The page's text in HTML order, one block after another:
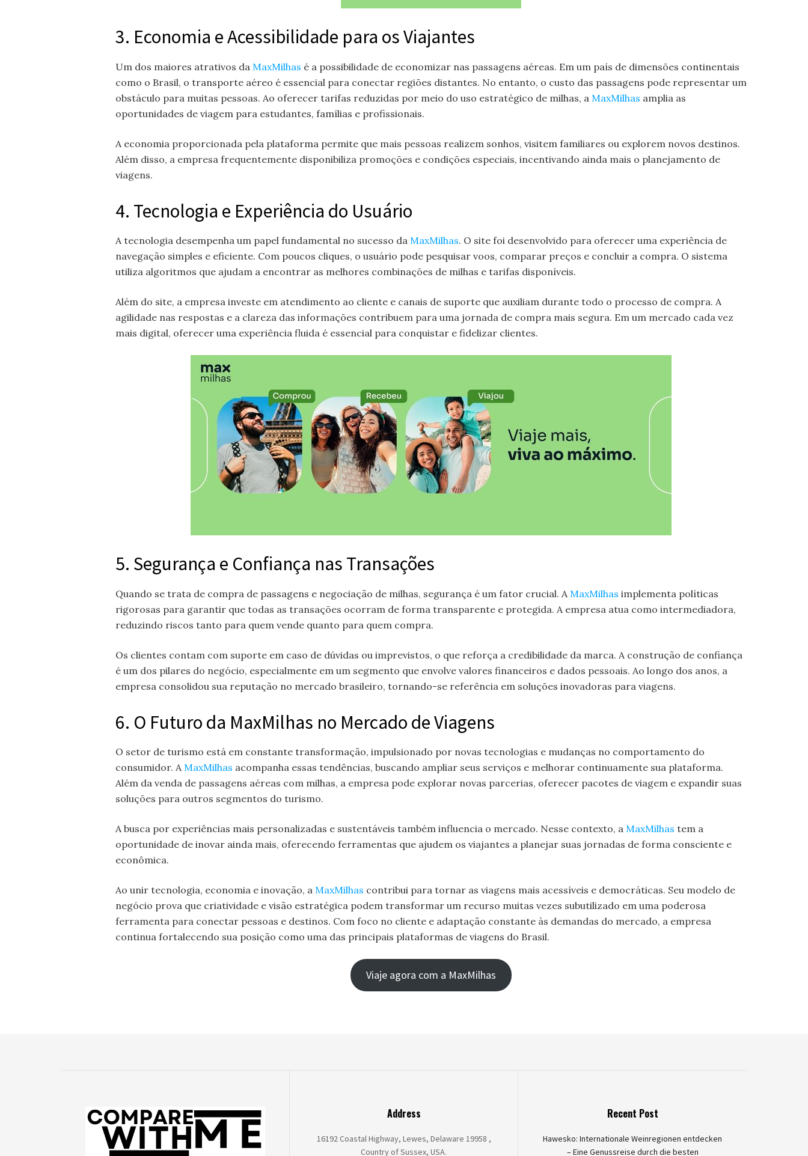
3. Economia e Acessibilidade para os Viajantes
Um dos maiores atrativos da MaxMilhas é a possibilidade de economizar nas passagens aéreas. Em um país de dimensões continentais
como o Brasil, o transporte aéreo é essencial para conectar regiões distantes. No entanto, o custo das passagens pode representar um
obstáculo para muitas pessoas. Ao oferecer tarifas reduzidas por meio do uso estratégico de milhas, a MaxMilhas amplia as
oportunidades de viagem para estudantes, famílias e profissionais.
A economia proporcionada pela plataforma permite que mais pessoas realizem sonhos, visitem familiares ou explorem novos destinos.
Além disso, a empresa frequentemente disponibiliza promoções e condições especiais, incentivando ainda mais o planejamento de
viagens.
4. Tecnologia e Experiência do Usuário
A tecnologia desempenha um papel fundamental no sucesso da MaxMilhas. O site foi desenvolvido para oferecer uma experiência de
navegação simples e eficiente. Com poucos cliques, o usuário pode pesquisar voos, comparar preços e concluir a compra. O sistema
utiliza algoritmos que ajudam a encontrar as melhores combinações de milhas e tarifas disponíveis.
Além do site, a empresa investe em atendimento ao cliente e canais de suporte que auxiliam durante todo o processo de compra. A
agilidade nas respostas e a clareza das informações contribuem para uma jornada de compra mais segura. Em um mercado cada vez
mais digital, oferecer uma experiência fluida é essencial para conquistar e fidelizar clientes.
5. Segurança e Confiança nas Transações
Quando se trata de compra de passagens e negociação de milhas, segurança é um fator crucial. A MaxMilhas implementa políticas
rigorosas para garantir que todas as transações ocorram de forma transparente e protegida. A empresa atua como intermediadora,
reduzindo riscos tanto para quem vende quanto para quem compra.
Os clientes contam com suporte em caso de dúvidas ou imprevistos, o que reforça a credibilidade da marca. A construção de confiança
é um dos pilares do negócio, especialmente em um segmento que envolve valores financeiros e dados pessoais. Ao longo dos anos, a
empresa consolidou sua reputação no mercado brasileiro, tornando-se referência em soluções inovadoras para viagens.
6. O Futuro da MaxMilhas no Mercado de Viagens
O setor de turismo está em constante transformação, impulsionado por novas tecnologias e mudanças no comportamento do
consumidor. AMaxMilhas acompanha essas tendências, buscando ampliar seus serviços e melhorar continuamente sua plataforma.
Além da venda de passagens aéreas com milhas, a empresa pode explorar novas parcerias, oferecer pacotes de viagem e expandir suas
soluções para outros segmentos do turismo.
A busca por experiências mais personalizadas e sustentáveis também influencia o mercado. Nesse contexto, a MaxMilhas tem a
oportunidade de inovar ainda mais, oferecendo ferramentas que ajudem os viajantes a planejar suas jornadas de forma consciente e
econômica.
Ao unir tecnologia, economia e inovação, a MaxMilhas contribui para tornar as viagens mais acessíveis e democráticas. Seu modelo de
negócio prova que criatividade e visão estratégica podem transformar um recurso muitas vezes subutilizado em uma poderosa
ferramenta para conectar pessoas e destinos. Com foco no cliente e adaptação constante às demandas do mercado, a empresa
continua fortalecendo sua posição como uma das principais plataformas de viagens do Brasil.
Viaje agora com a MaxMilhas
Address
16192 Coastal Highway, Lewes, Delaware 19958 ,
Country of Sussex, USA.
Recent Post
Hawesko: Internationale Weinregionen entdecken
– Eine Genussreise durch die besten